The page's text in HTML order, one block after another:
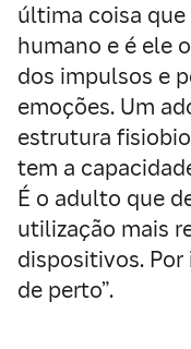
última coisa
humano e é ele
dos impulsos e
emoções. Um
estrutura
tem a
É o adulto que
utilização mais
dispositivos.
de perto”.